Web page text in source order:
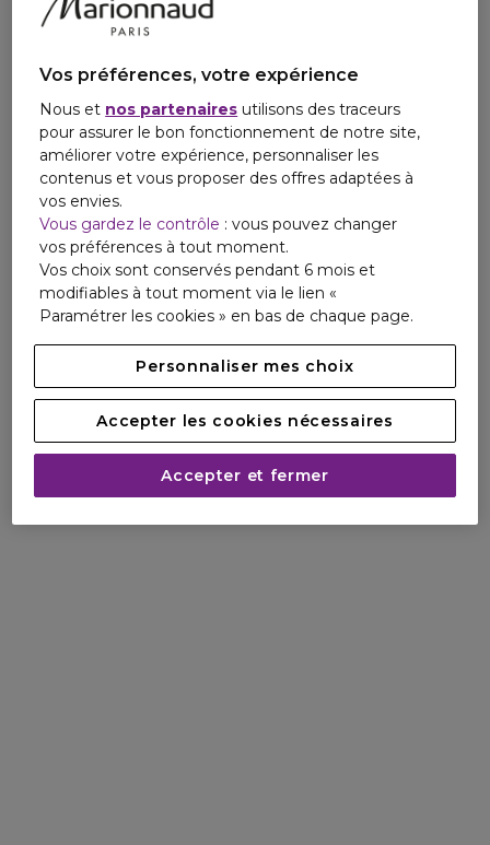
Vos préférences, votre expérience
Nous et nos partenaires utilisons des traceurs
pour assurer le bon fonctionnement de notre site,
améliorer votre expérience, personnaliser les
contenus et vous proposer des offres adaptées à
vos envies.
Vous gardez le contrôle : vous pouvez changer
vos préférences à tout moment.
Vos choix sont conservés pendant 6 mois et
modifiables à tout moment via le lien «
Paramétrer les cookies » en bas de chaque page.
Personnaliser mes choix
Accepter les cookies nécessaires
Accepter et fermer